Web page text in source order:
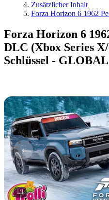
Zusätzlicher Inhalt
Forza Horizon 6 1962
Forza Horizon 6
DLC (Xbox Series
Schlüssel - GLOBAL
1/1